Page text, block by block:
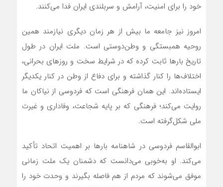
خود را برای امنیت، آرامش و سربلندی ایران فدا می‌کنند.
امروز نیز جامعه ما بیش از هر زمان دیگری نیازمند همین
روحیه همبستگی و وطن‌دوستی است. ملت ایران در طول
تاریخ بارها ثابت کرده که در شرایط سخت و روزهای بحرانی،
اختلاف‌ها را کنار گذاشته و برای دفاع از وطن در کنار یکدیگر
ایستاده‌اند. این همان فرهنگی است که فردوسی از نیاکان ما
روایت می‌کند؛ فرهنگی که بر پایه شجاعت، وفاداری و غیرت
ملی شکل‌گرفته است.
ابوالقاسم فردوسی در شاهنامه بارها بر اهمیت اتحاد تأکید
می‌کند. او به‌خوبی می‌دانست که دشمنان یک ملت زمانی
موفق می‌شوند که مردم از هم فاصله بگیرند و وحدت خود را